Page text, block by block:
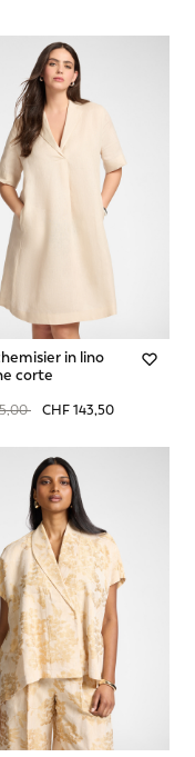
in lino
corte
from
toCHF 143,50